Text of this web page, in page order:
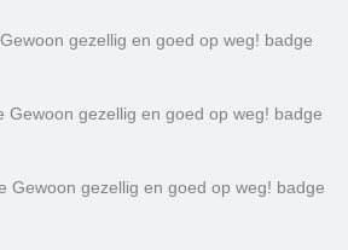
gezellig en goed op weg! badge
Gewoon gezellig en goed op weg! badge
Gewoon gezellig en goed op weg! badge